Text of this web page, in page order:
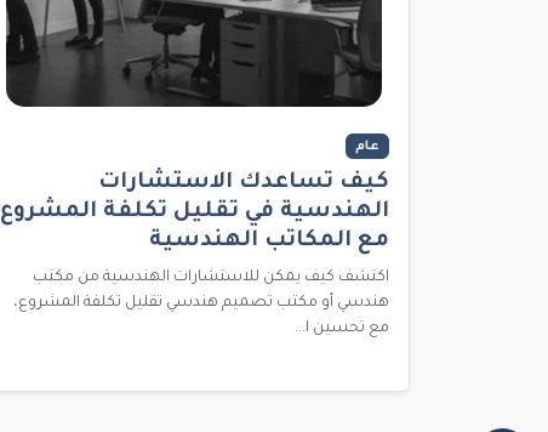
عام
كيف تساعدك الاستشارات
الهندسية في تقليل تكلفة المشروع
مع المكاتب الهندسية
اكتشف كيف يمكن للاستشارات الهندسية من مكتب
هندسي أو مكتب تصميم هندسي تقليل تكلفة المشروع،
مع تحسين ا...